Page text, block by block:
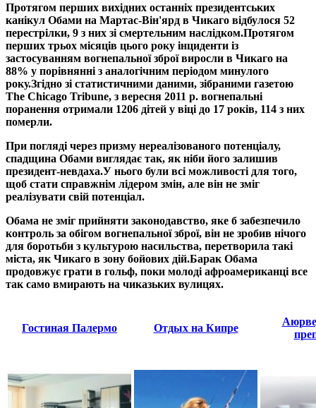
Протягом перших вихідних останніх президентських
канікул Обами на Мартас-Він'ярд в Чикаго відбулося 52
перестрілки, 9 з них зі смертельним наслідком.Протягом
перших трьох місяців цього року інциденти із
застосуванням вогнепальної зброї виросли в Чикаго на
88% у порівнянні з аналогічним періодом минулого
року.Згідно зі статистичними даними, зібраними газетою
The Chicago Tribune, з вересня 2011 р. вогнепальні
поранення отримали 1206 дітей у віці до 17 років, 114 з них
померли.
При погляді через призму нереалізованого потенціалу,
спадщина Обами виглядає так, як ніби його залишив
президент-невдаха.У нього були всі можливості для того,
щоб стати справжнім лідером змін, але він не зміг
реалізувати свій потенціал.
Обама не зміг прийняти законодавство, яке б забезпечило
контроль за обігом вогнепальної зброї, він не зробив нічого
для боротьби з культурою насильства, перетворила такі
міста, як Чикаго в зону бойових дій.Барак Обама
продовжує грати в гольф, поки молоді афроамериканці все
так само вмирають на чиказьких вулицях.
Гостиная Палермо Отдых на Кипре